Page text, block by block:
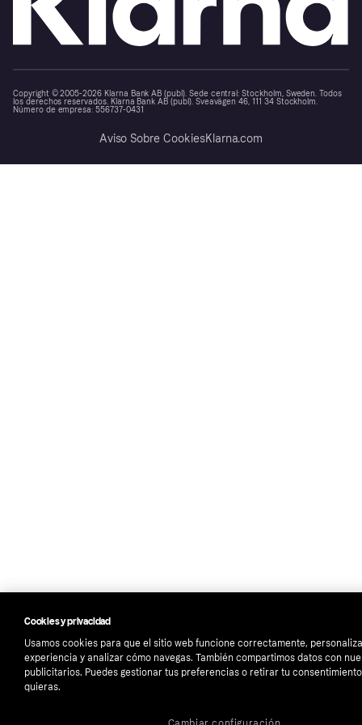
Copyright © 2005-2026 Klarna Bank AB (publ). Sede central: Stockholm, Sweden. Todos
los derechos reservados. Klarna Bank AB (publ). Sveavägen 46, 111 34 Stockholm.
Número de empresa: 556737-0431
Aviso Sobre CookiesKlarna.com
Cookies y privacidad
Usamos cookies para que el sitio web funcione correctamente,
experiencia y analizar cómo navegas. También compartimos datos con
publicitarios. Puedes gestionar tus preferencias o retirar tu
quieras.